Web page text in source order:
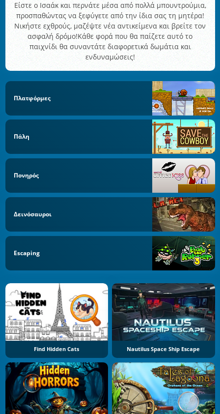
Είστε ο Ισαάκ και περνάτε μέσα από πολλά μπουντρούμια,
προσπαθώντας να ξεφύγετε από την ίδια σας τη μητέρα!
Νικήστε εχθρούς, μαζέψτε νέα αντικείμενα και βρείτε τον
ασφαλή δρόμο!Κάθε φορά που θα παίζετε αυτό το
παιχνίδι θα συναντάτε διαφορετικά δωμάτια και
ενδυναμώσεις!
Πλατφόρμες
Πάλη
Πονηρός
Δεινόσαυροι
Escaping
Find Hidden Cats Nautilus Space Ship Escape